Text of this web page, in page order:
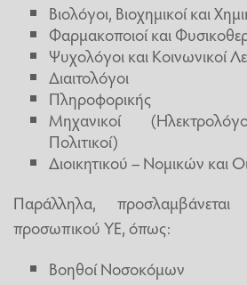
Βιολόγοι, Βιοχημικοί και
Φαρμακοποιοί και
Ψυχολόγοι και Κοινωνικοί
Διαιτολόγοι
Πληροφορικής
Μηχανικοί
Πολιτικοί)
Διοικητικού – Νομικών και
Παράλληλα,
προσωπικού ΥΕ, όπως:
Βοηθοί Νοσοκόμων